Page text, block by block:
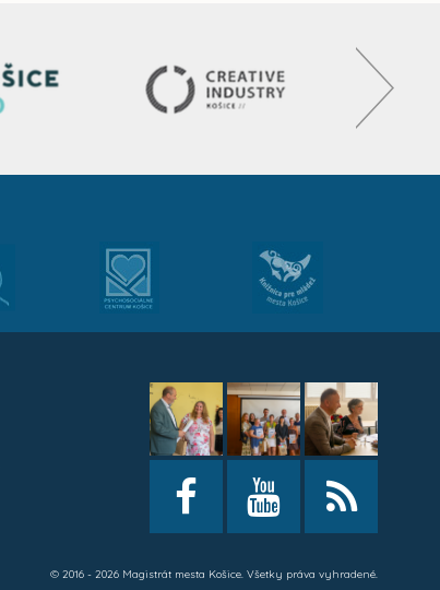
© 2016 - 2026 Magistrát mesta Košice. Všetky práva vyhradené.